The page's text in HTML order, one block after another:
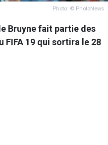
Photo: © PhotoNews
Bruyne fait partie des
FIFA 19 qui sortira le 28